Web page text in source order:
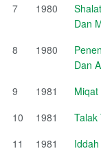
7
1980
Dan
8
1980
Dan
9
1981
10
1981
Talak
11
1981